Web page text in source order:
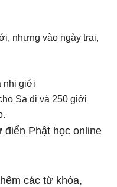
nhưng vào ngày trai,
nhị giới
Sa di và 250 giới
Phật học online
các từ khóa,